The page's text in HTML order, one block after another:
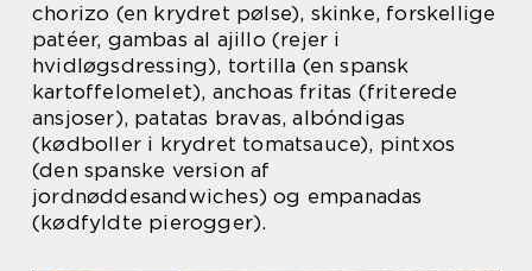
chorizo (en krydret pølse), skinke, forskellige
patéer, gambas al ajillo (rejer i
hvidløgsdressing), tortilla (en spansk
kartoffelomelet), anchoas fritas (friterede
ansjoser), patatas bravas, albóndigas
(kødboller i krydret tomatsauce), pintxos
(den spanske version af
jordnøddesandwiches) og empanadas
(kødfyldte pierogger).